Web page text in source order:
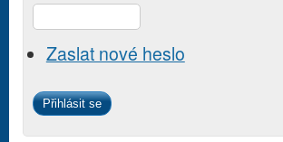
Zaslat nové heslo